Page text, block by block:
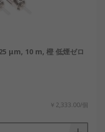
め、ケーブルに沿
光信号を電気信号
れ、曲げや引張
守ります。
ブルの違い
用するため、長距
ノイズが多い環境
μm, 10 m, 橙 低煙ゼロ
￥2,333.00/個